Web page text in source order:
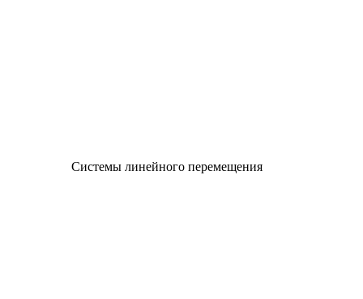
Системы линейного перемещения